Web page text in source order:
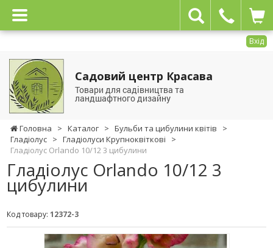
Вхід
Садовий центр Красава
Товари для садівництва та
ландшафтного дизайну
Головна > Каталог > Бульби та цибулини квітів
>
Гладіолус > Гладіолуси Крупноквіткові
>
Гладіолус Orlando 10/12 3 цибулини
Гладіолус Orlando 10/12 3
цибулини
Код товару: 12372-3